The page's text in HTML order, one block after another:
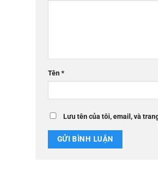
Tên*
Lưu tên của tôi, email, và